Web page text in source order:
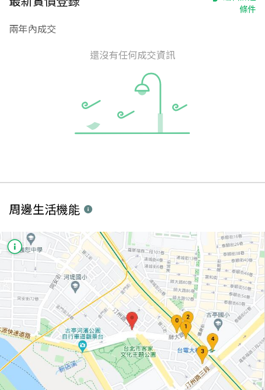
條件
兩年內成交
還沒有任何成交資訊
周邊生活機能